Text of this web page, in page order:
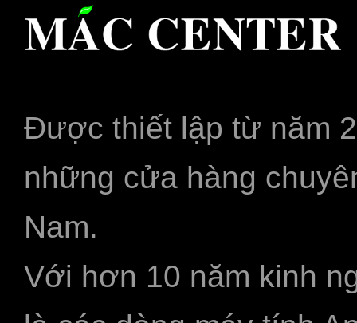
Được thiết lập từ năm
những cửa hàng
Nam.
Với hơn 10 năm kinh